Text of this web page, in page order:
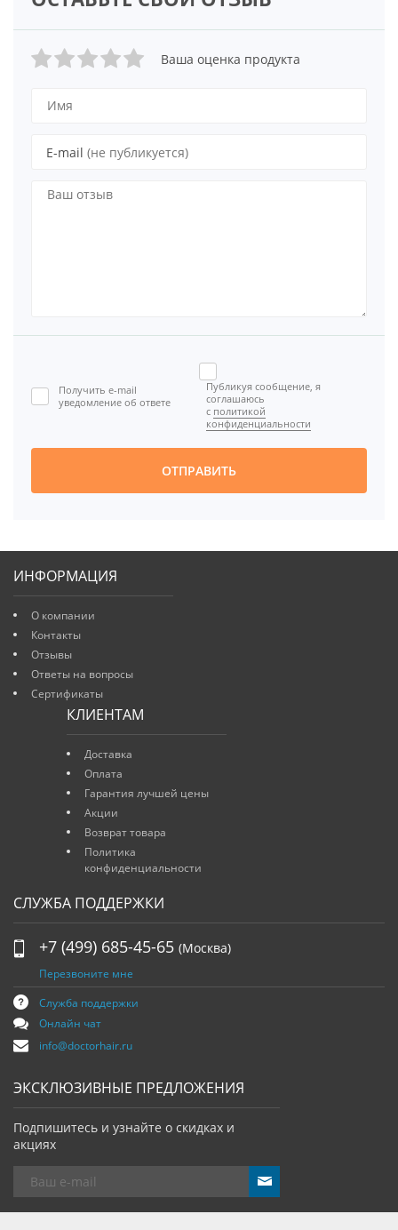
Ваша оценка продукта
E-mail (не публикуется)
Получить e-mail
уведомление об ответе
Публикуя сообщение, я
соглашаюсь
с политикой
конфиденциальности
ОТПРАВИТЬ
ИНФОРМАЦИЯ
О компании
Контакты
Отзывы
Ответы на вопросы
Сертификаты
КЛИЕНТАМ
Доставка
Оплата
Гарантия лучшей цены
Акции
Возврат товара
Политика
конфиденциальности
СЛУЖБА ПОДДЕРЖКИ
+7 (499) 685-45-65 (Москва)
Перезвоните мне
Служба поддержки
Онлайн чат
info@doctorhair.ru
ЭКСКЛЮЗИВНЫЕ ПРЕДЛОЖЕНИЯ
Подпишитесь и узнайте о скидках и
акциях
send